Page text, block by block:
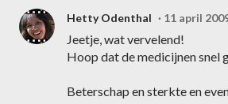
Hetty Odenthal 11 april
Jeetje, wat vervelend!
Hoop dat de medicijnen snel
Beterschap en sterkte en